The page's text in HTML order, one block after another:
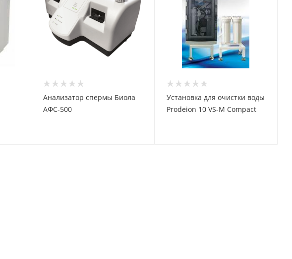
Анализатор спермы Биола
АФС-500
Установка для очистки воды
Prodeion 10 VS-M Compact